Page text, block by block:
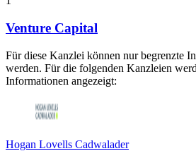
Venture Capital
Für diese Kanzlei können nur begrenzte
werden. Für die folgenden Kanzleien
Informationen angezeigt:
Hogan Lovells Cadwalader